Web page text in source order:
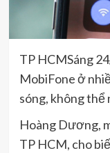
TP HCMSáng
MobiFone ở
sóng, không thể
Hoàng Dương,
TP HCM, cho